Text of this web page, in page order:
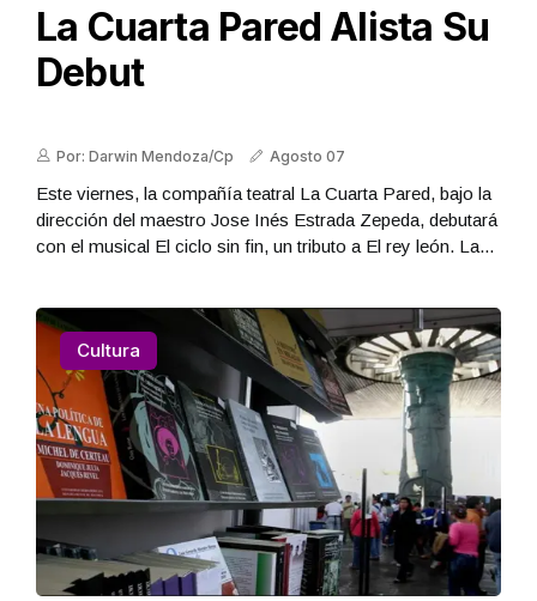
La Cuarta Pared Alista Su
Debut
Por: Darwin Mendoza/Cp Agosto 07
Este viernes, la compañía teatral La Cuarta Pared, bajo la
dirección del maestro Jose Inés Estrada Zepeda, debutará
con el musical El ciclo sin fin, un tributo a El rey león. La...
Cultura